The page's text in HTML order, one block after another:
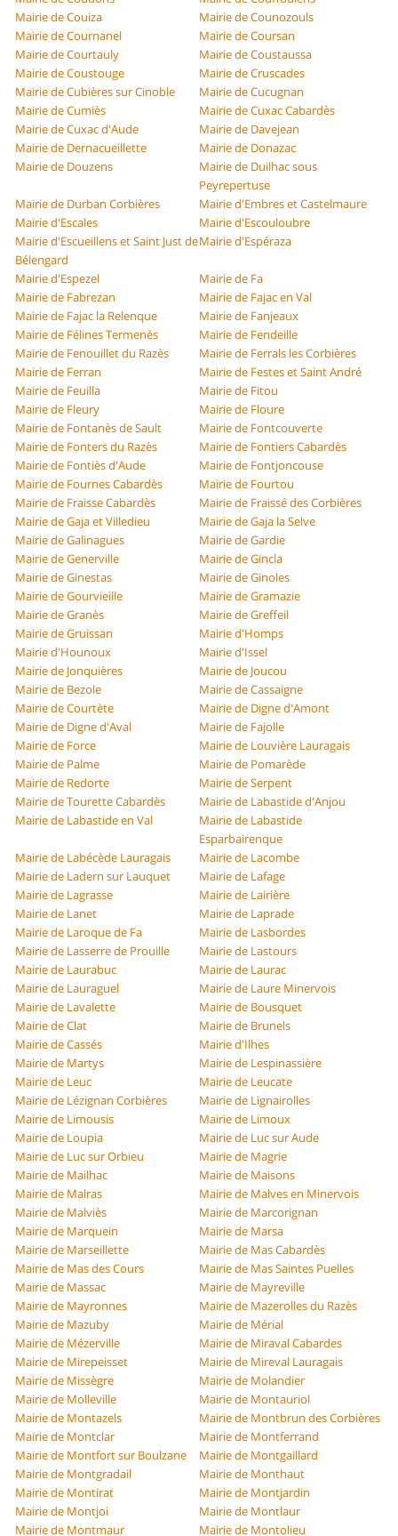
Mairie de Couiza
Mairie de Counozouls
Mairie de Cournanel
Mairie de Coursan
Mairie de Courtauly
Mairie de Coustaussa
Mairie de Coustouge
Mairie de Cruscades
Mairie de Cubières sur Cinoble
Mairie de Cucugnan
Mairie de Cumiès
Mairie de Cuxac Cabardès
Mairie de Cuxac d'Aude
Mairie de Davejean
Mairie de Dernacueillette
Mairie de Donazac
Mairie de Douzens
Mairie de Duilhac sous
Peyrepertuse
Mairie de Durban Corbières
Mairie d'Embres et Castelmaure
Mairie d'Escales
Mairie d'Escouloubre
Mairie d'Escueillens et Saint Just de
Bélengard
Mairie d'Espéraza
Mairie d'Espezel
Mairie de Fa
Mairie de Fabrezan
Mairie de Fajac en Val
Mairie de Fajac la Relenque
Mairie de Fanjeaux
Mairie de Félines Termenès
Mairie de Fendeille
Mairie de Fenouillet du Razès
Mairie de Ferrals les Corbières
Mairie de Ferran
Mairie de Festes et Saint André
Mairie de Feuilla
Mairie de Fitou
Mairie de Fleury
Mairie de Floure
Mairie de Fontanès de Sault
Mairie de Fontcouverte
Mairie de Fonters du Razès
Mairie de Fontiers Cabardès
Mairie de Fontiès d'Aude
Mairie de Fontjoncouse
Mairie de Fournes Cabardès
Mairie de Fourtou
Mairie de Fraisse Cabardès
Mairie de Fraissé des Corbières
Mairie de Gaja et Villedieu
Mairie de Gaja la Selve
Mairie de Galinagues
Mairie de Gardie
Mairie de Generville
Mairie de Gincla
Mairie de Ginestas
Mairie de Ginoles
Mairie de Gourvieille
Mairie de Gramazie
Mairie de Granès
Mairie de Greffeil
Mairie de Gruissan
Mairie d'Homps
Mairie d'Hounoux
Mairie d'Issel
Mairie de Jonquières
Mairie de Joucou
Mairie de Bezole
Mairie de Cassaigne
Mairie de Courtète
Mairie de Digne d'Amont
Mairie de Digne d'Aval
Mairie de Fajolle
Mairie de Force
Mairie de Louvière Lauragais
Mairie de Palme
Mairie de Pomarède
Mairie de Redorte
Mairie de Serpent
Mairie de Tourette Cabardès
Mairie de Labastide d'Anjou
Mairie de Labastide en Val
Mairie de Labastide
Esparbairenque
Mairie de Labécède Lauragais
Mairie de Lacombe
Mairie de Ladern sur Lauquet
Mairie de Lafage
Mairie de Lagrasse
Mairie de Lairière
Mairie de Lanet
Mairie de Laprade
Mairie de Laroque de Fa
Mairie de Lasbordes
Mairie de Lasserre de Prouille
Mairie de Lastours
Mairie de Laurabuc
Mairie de Laurac
Mairie de Lauraguel
Mairie de Laure Minervois
Mairie de Lavalette
Mairie de Bousquet
Mairie de Clat
Mairie de Brunels
Mairie de Cassés
Mairie d'Ilhes
Mairie de Martys
Mairie de Lespinassière
Mairie de Leuc
Mairie de Leucate
Mairie de Lézignan Corbières
Mairie de Lignairolles
Mairie de Limousis
Mairie de Limoux
Mairie de Loupia
Mairie de Luc sur Aude
Mairie de Luc sur Orbieu
Mairie de Magrie
Mairie de Mailhac
Mairie de Maisons
Mairie de Malras
Mairie de Malves en Minervois
Mairie de Malviès
Mairie de Marcorignan
Mairie de Marquein
Mairie de Marsa
Mairie de Marseillette
Mairie de Mas Cabardès
Mairie de Mas des Cours
Mairie de Mas Saintes Puelles
Mairie de Massac
Mairie de Mayreville
Mairie de Mayronnes
Mairie de Mazerolles du Razès
Mairie de Mazuby
Mairie de Mérial
Mairie de Mézerville
Mairie de Miraval Cabardes
Mairie de Mirepeisset
Mairie de Mireval Lauragais
Mairie de Missègre
Mairie de Molandier
Mairie de Molleville
Mairie de Montauriol
Mairie de Montazels
Mairie de Montbrun des Corbières
Mairie de Montclar
Mairie de Montferrand
Mairie de Montfort sur Boulzane
Mairie de Montgaillard
Mairie de Montgradail
Mairie de Monthaut
Mairie de Montirat
Mairie de Montjardin
Mairie de Montjoi
Mairie de Montlaur
Mairie de Montmaur
Mairie de Montolieu